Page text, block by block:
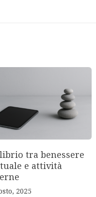
tra benessere
e attività
2025